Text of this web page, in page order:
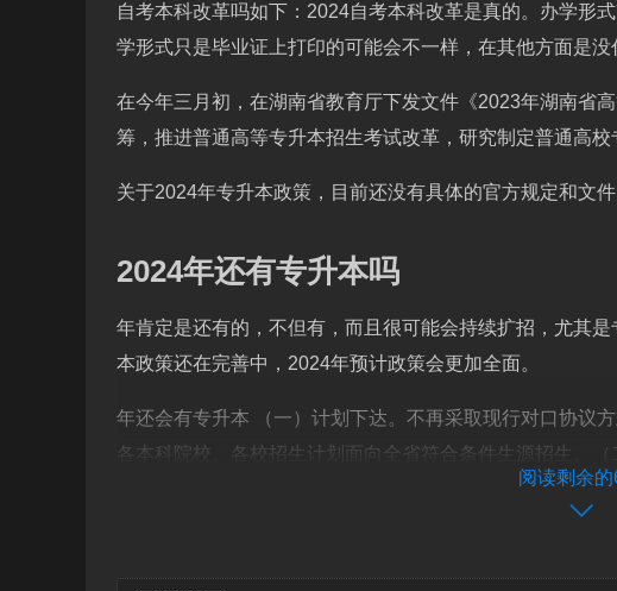
自考本科改革吗如下：2024自考本科改革是真的。办学形
学形式只是毕业证上打印的可能会不一样，在其他方面是没
在今年三月初，在湖南省教育厅下发文件《2023年湖南省
筹，推进普通高等专升本招生考试改革，研究制定普通高校
关于2024年专升本政策，目前还没有具体的官方规定和文件
2024年还有专升本吗
年肯定是还有的，不但有，而且很可能会持续扩招，尤其
本政策还在完善中，2024年预计政策会更加全面。
年还会有专升本 （一）计划下达。不再采取现行对口协议
各本科院校。各校招生计划面向全省符合条件生源招生。（
专升本2024年政策如下：退役士兵专升本，免试退役士兵
业大体对应。
阅读剩余